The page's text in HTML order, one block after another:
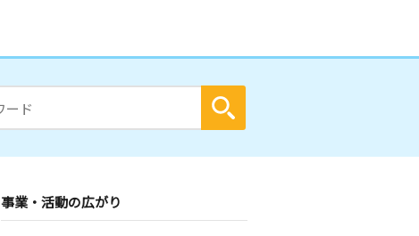
事業・活動の広がり